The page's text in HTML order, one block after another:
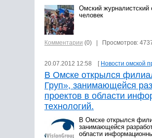
Омский журналистский
человек
Комментарии (0) | Просмотров:
20.07.2012 12:58 [ Новости омской
В Омске открылся
Груп», занимающейся
проектов в области
технологий.
В Омске открылся
занимающейся
области